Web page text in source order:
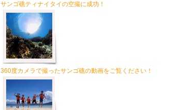
サンゴ礁ティナイタイの空撮に成功！
360度カメラで撮ったサンゴ礁の動画をご覧ください！